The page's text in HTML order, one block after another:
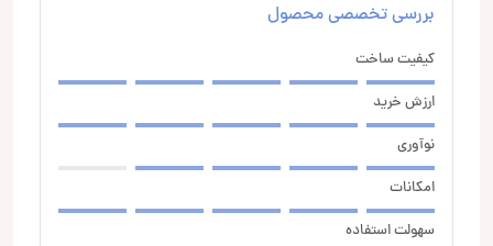
بررسی تخصصی محصول
کیفیت ساخت
ارزش خرید
نوآوری
امکانات
سهولت استفاده